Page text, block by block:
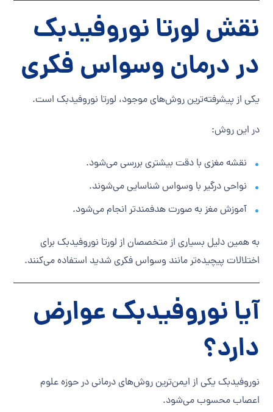
نقش لورتا نوروفیدبک
در درمان وسواس فکری
یکی از پیشرفته‌ترین روش‌های موجود، لورتا نوروفیدبک است.
در این روش:
نقشه مغزی با دقت بیشتری بررسی می‌شود.
نواحی درگیر با وسواس شناسایی می‌شوند.
آموزش مغز به صورت هدفمندتر انجام می‌شود.
به همین دلیل بسیاری از متخصصان از لورتا نوروفیدبک برای
اختلالات پیچیده‌تر مانند وسواس فکری شدید استفاده می‌کنند.
آیا نوروفیدبک عوارض
دارد؟
نوروفیدبک یکی از ایمن‌ترین روش‌های درمانی در حوزه علوم
اعصاب محسوب می‌شود.